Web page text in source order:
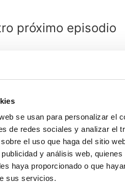
se usan para personalizar el
de redes sociales y analizar el
el uso que haga del sitio
y análisis web, quienes
haya proporcionado o que
sus servicios.
próximo episodio
próxima
de que te